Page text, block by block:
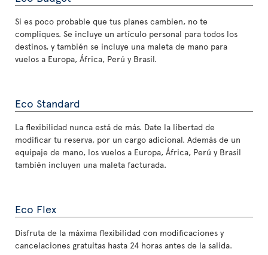
Si es poco probable que tus planes cambien, no te
compliques. Se incluye un artículo personal para todos los
destinos, y también se incluye una maleta de mano para
vuelos a Europa, África, Perú y Brasil.
Eco Standard
La flexibilidad nunca está de más. Date la libertad de
modificar tu reserva, por un cargo adicional. Además de un
equipaje de mano, los vuelos a Europa, África, Perú y Brasil
también incluyen una maleta facturada.
Eco Flex
Disfruta de la máxima flexibilidad con modificaciones y
cancelaciones gratuitas hasta 24 horas antes de la salida.